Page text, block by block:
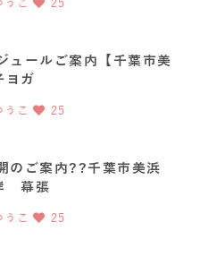
ュールご案内【千葉市美
ヨガ
こ 25
のご案内??千葉市美浜
幕張
こ 25